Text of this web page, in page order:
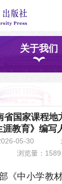
关于我们
省国家课程地
涯教育》编写
05-30
浏览量：1589
《中小学教